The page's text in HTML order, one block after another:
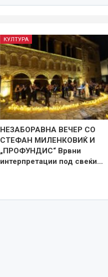
КУЛТУРА
НЕЗАБОРАВНА ВЕЧЕР СО
СТЕФАН МИЛЕНКОВИЌ И
„ПРОФУНДИС“ Врвни
интерпретации под свеќи…